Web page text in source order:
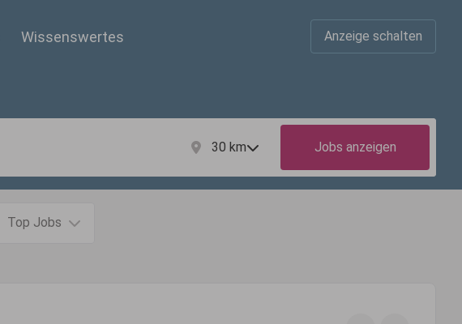
Wissenswertes Anzeige schalten
30 km Jobs anzeigen
Top Jobs